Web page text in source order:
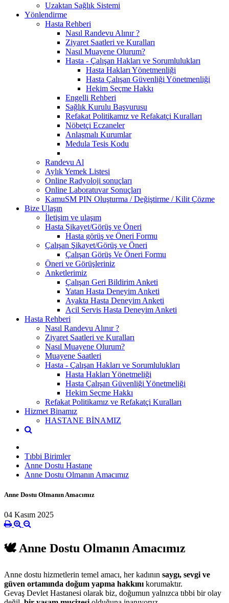
Uzaktan Sağlık Sistemi
Yönlendirme
Hasta Rehberi
Nasıl Randevu Alınır ?
Ziyaret Saatleri ve Kuralları
Nasıl Muayene Olurum?
Hasta - Çalışan Hakları ve Sorumlulukları
Hasta Hakları Yönetmenliği
Hasta Çalışan Güvenliği Yönetmenliği
Hekim Seçme Hakkı
Engelli Rehberi
Sağlık Kurulu Başvurusu
Refakat Politikamız ve Refakatçi Kuralları
Nöbetçi Eczaneler
Anlaşmalı Kurumlar
Medula Tesis Kodu
Randevu Al
Aylık Yemek Listesi
Online Radyoloji sonuçları
Online Laboratuvar Sonuçları
KamuSM PIN Oluşturma / Değiştirme / Kilit Çözme
Bize Ulaşın
İletişim ve ulaşım
Hasta Şikayet/Görüş ve Öneri
Hasta görüş ve Öneri Formu
Çalışan Şikayet/Görüş ve Öneri
Çalışan Görüş Ve Öneri Formu
Öneri ve Görüşleriniz
Anketlerimiz
Çalışan Geri Bildirim Anketi
Yatan Hasta Deneyim Anketi
Ayakta Hasta Deneyim Anketi
Acil Servis Hasta Deneyim Anketi
Hasta Rehberi
Nasıl Randevu Alınır ?
Ziyaret Saatleri ve Kuralları
Nasıl Muayene Olurum?
Muayene Saatleri
Hasta - Çalışan Hakları ve Sorumlulukları
Hasta Hakları Yönetmeliği
Hasta Çalışan Güvenliği Yönetmeliği
Hekim Seçme Hakkı
Refakat Politikamız ve Refakatçi Kuralları
Hizmet Binamız
HASTANE BİNAMIZ
Tıbbi Birimler
Anne Dostu Hastane
Anne Dostu Olmanın Amacımız
Anne Dostu Olmanın Amacımız
04 Kasım 2025
🕊️Anne Dostu Olmanın Amacımız
Anne dostu hizmetlerin temel amacı, her kadının saygı, sevgi ve
güven ortamında doğum yapma hakkını korumaktır.
Gevaş Devlet Hastanesi olarak biz, doğumun yalnızca tıbbi bir olay